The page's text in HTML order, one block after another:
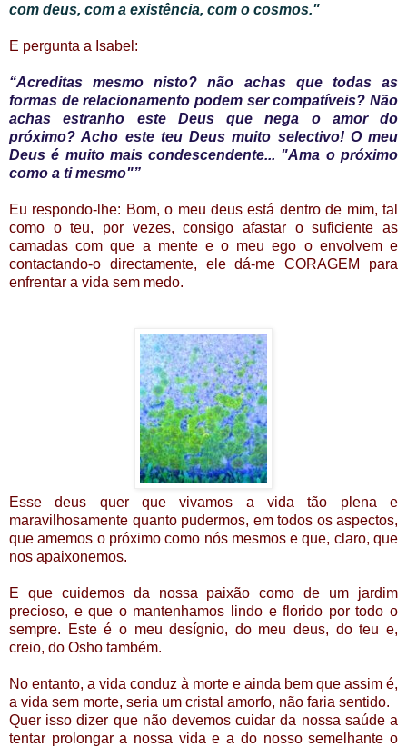
com deus, com a existência, com o cosmos."
E pergunta a Isabel:
“Acreditas mesmo nisto? não achas que todas as
formas de relacionamento podem ser compatíveis? Não
achas estranho este Deus que nega o amor do
próximo? Acho este teu Deus muito selectivo! O meu
Deus é muito mais condescendente... "Ama o próximo
como a ti mesmo"”
Eu respondo-lhe: Bom, o meu deus está dentro de mim, tal
como o teu, por vezes, consigo afastar o suficiente as
camadas com que a mente e o meu ego o envolvem e
contactando-o directamente, ele dá-me CORAGEM para
enfrentar a vida sem medo.
Esse deus quer que vivamos a vida tão plena e
maravilhosamente quanto pudermos, em todos os aspectos,
que amemos o próximo como nós mesmos e que, claro, que
nos apaixonemos.
E que cuidemos da nossa paixão como de um jardim
precioso, e que o mantenhamos lindo e florido por todo o
sempre. Este é o meu desígnio, do meu deus, do teu e,
creio, do Osho também.
No entanto, a vida conduz à morte e ainda bem que assim é,
a vida sem morte, seria um cristal amorfo, não faria sentido.
Quer isso dizer que não devemos cuidar da nossa saúde a
tentar prolongar a nossa vida e a do nosso semelhante o